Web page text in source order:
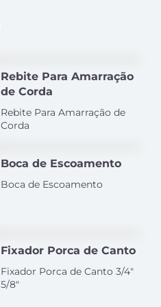
Rebite Para Amarração
de Corda
Rebite Para Amarração de
Corda
Boca de Escoamento
Boca de Escoamento
Fixador Porca de Canto
Fixador Porca de Canto 3/4"
5/8"